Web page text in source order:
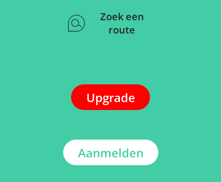
Zoek een
route
Upgrade
Aanmelden